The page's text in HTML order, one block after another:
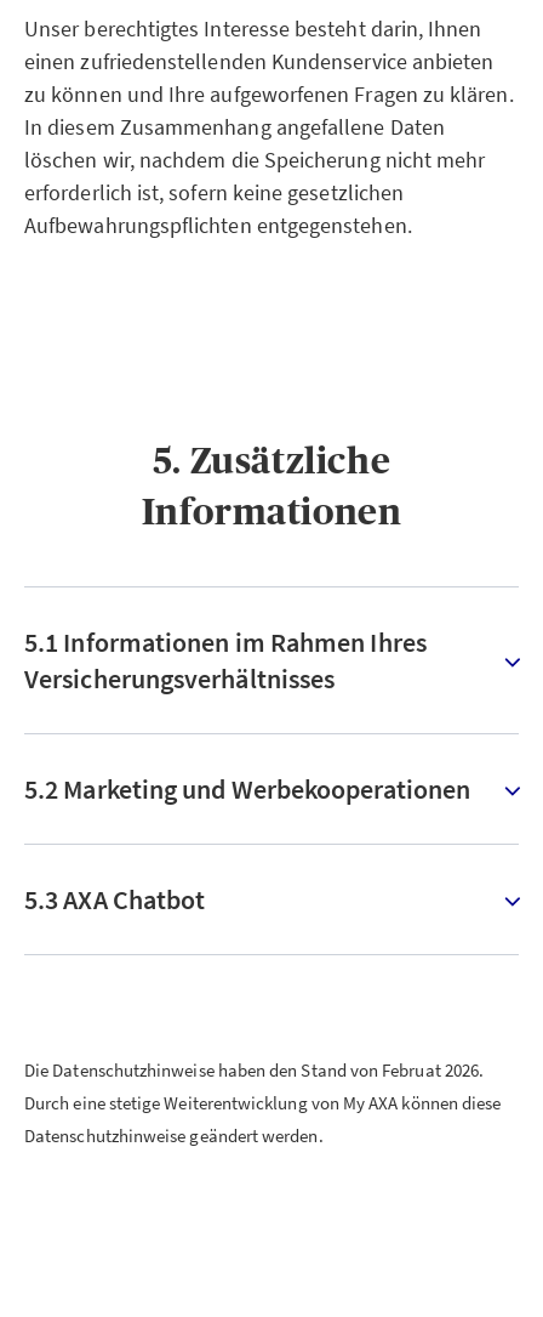
Unser berechtigtes Interesse besteht darin, Ihnen
einen zufriedenstellenden Kundenservice anbieten
zu können und Ihre aufgeworfenen Fragen zu klären.
In diesem Zusammenhang angefallene Daten
löschen wir, nachdem die Speicherung nicht mehr
erforderlich ist, sofern keine gesetzlichen
Aufbewahrungspflichten entgegenstehen.
5. Zusätzliche
Informationen
5.1 Informationen im Rahmen Ihres
Versicherungsverhältnisses
5.2 Marketing und Werbekooperationen
5.3 AXA Chatbot
Die Datenschutzhinweise haben den Stand von Februat 2026.
Durch eine stetige Weiterentwicklung von My AXA können diese
Datenschutzhinweise geändert werden.